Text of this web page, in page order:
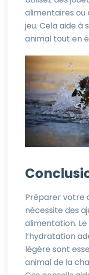
alimentaires ou
jeu. Cela aide
animal tout en
Préparer votre
nécessite des
alimentation.
l’hydratation
légère sont
animal de la